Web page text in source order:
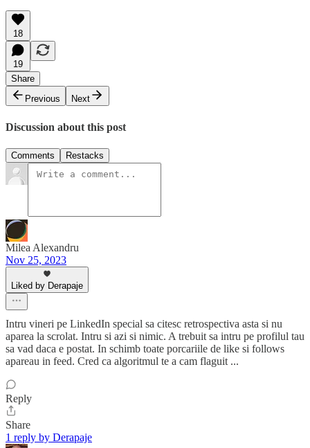
18
19
Share
Previous
Next
Discussion about this post
Comments Restacks
Milea Alexandru
Nov 25, 2023
Liked by Derapaje
Intru vineri pe LinkedIn special sa citesc retrospectiva asta si nu
aparea la scrolat. Intru si azi si nimic. A trebuit sa intru pe profilul tau
sa vad daca e postat. In schimb toate porcariile de like si follows
apareau in feed. Cred ca algoritmul te a cam flaguit ...
Reply
Share
1 reply by Derapaje